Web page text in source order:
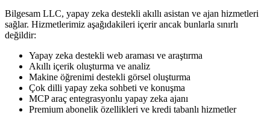
Bilgesam LLC, yapay zeka destekli akıllı asistan ve ajan hizmetleri
sağlar. Hizmetlerimiz aşağıdakileri içerir ancak bunlarla sınırlı
değildir:
Yapay zeka destekli web araması ve araştırma
Akıllı içerik oluşturma ve analiz
Makine öğrenimi destekli görsel oluşturma
Çok dilli yapay zeka sohbeti ve konuşma
MCP araç entegrasyonlu yapay zeka ajanı
Premium abonelik özellikleri ve kredi tabanlı hizmetler